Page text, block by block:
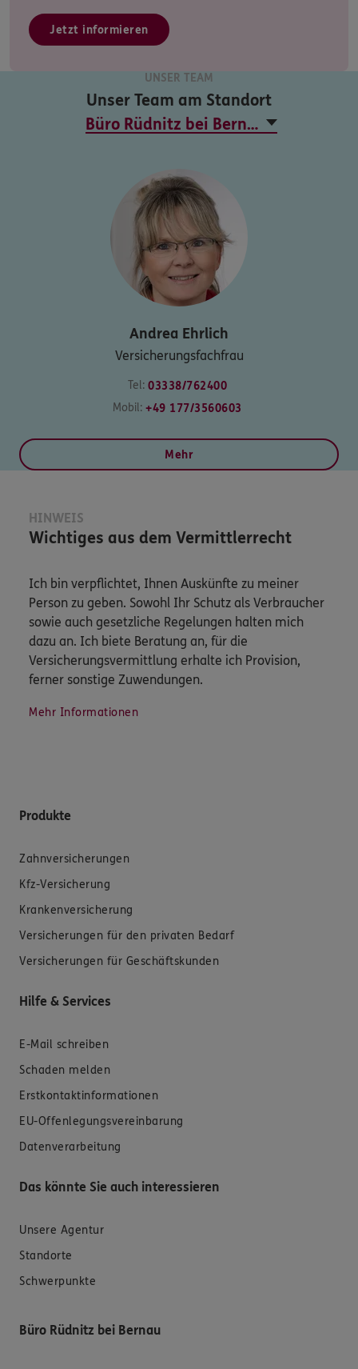
Jetzt informieren
UNSER TEAM
Unser Team am Standort
Andrea Ehrlich
Versicherungsfachfrau
Tel: 03338/762400
Mobil: +49 177/3560603
Mehr
HINWEIS
Wichtiges aus dem Vermittlerrecht
Ich bin verpflichtet, Ihnen Auskünfte zu meiner
Person zu geben. Sowohl Ihr Schutz als Verbraucher
sowie auch gesetzliche Regelungen halten mich
dazu an. Ich biete Beratung an, für die
Versicherungsvermittlung erhalte ich Provision,
ferner sonstige Zuwendungen.
Mehr Informationen
Produkte
Zahnversicherungen
Kfz-Versicherung
Krankenversicherung
Versicherungen für den privaten Bedarf
Versicherungen für Geschäftskunden
Hilfe & Services
E-Mail schreiben
Schaden melden
Erstkontaktinformationen
EU-Offenlegungsvereinbarung
Datenverarbeitung
Das könnte Sie auch interessieren
Unsere Agentur
Standorte
Schwerpunkte
Büro Rüdnitz bei Bernau